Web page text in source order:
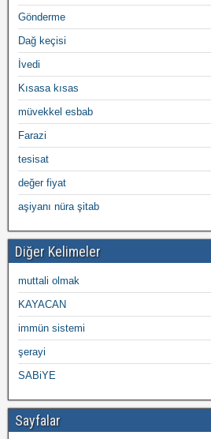
Gönderme
Dağ keçisi
İvedi
Kısasa kısas
müvekkel esbab
Farazi
tesisat
değer fiyat
aşiyanı nüra şitab
Diğer Kelimeler
muttali olmak
KAYACAN
immün sistemi
şerayi
SABiYE
Sayfalar